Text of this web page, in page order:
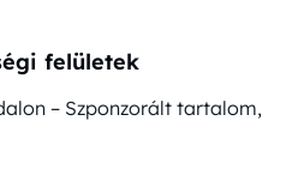
felületek
– Szponzorált tartalom,